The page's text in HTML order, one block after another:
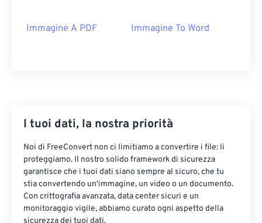
Immagine A PDF Immagine To Word
I tuoi dati, la nostra priorità
Noi di FreeConvert non ci limitiamo a convertire i file: li
proteggiamo. Il nostro solido framework di sicurezza
garantisce che i tuoi dati siano sempre al sicuro, che tu
stia convertendo un'immagine, un video o un documento.
Con crittografia avanzata, data center sicuri e un
monitoraggio vigile, abbiamo curato ogni aspetto della